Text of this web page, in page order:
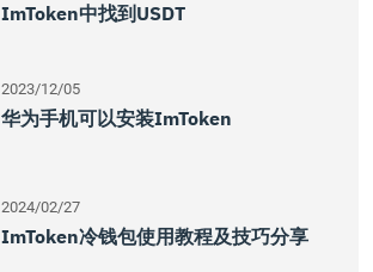
ImToken中找到USDT
2023/12/05
华为手机可以安装imToken
2024/02/27
ImToken冷钱包使用教程及技巧分享